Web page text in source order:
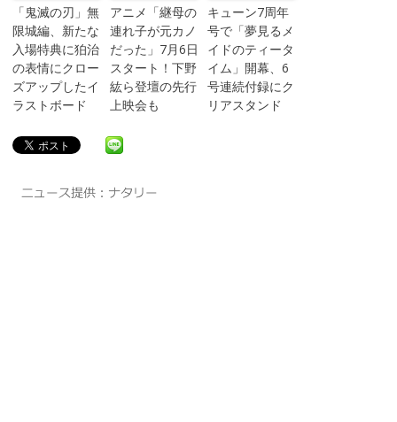
「鬼滅の刃」無
限城編、新たな
入場特典に狛治
の表情にクロー
ズアップしたイ
ラストボード
アニメ「継母の
連れ子が元カノ
だった」7月6日
スタート！下野
紘ら登壇の先行
上映会も
キューン7周年
号で「夢見るメ
イドのティータ
イム」開幕、6
号連続付録にク
リアスタンド